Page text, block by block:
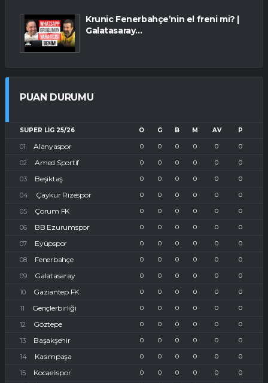
Krunic Fenerbahçe’nin el freni mi? |
Galatasaray...
PUAN DURUMU
SUPER LIG 25/26 O G B M AV P
Alanyaspor 0 0 0 0 0 0
Amed Sportif 0 0 0 0 0 0
Beşiktaş 0 0 0 0 0 0
Çaykur Rizespor 0 0 0 0 0 0
Çorum FK 0 0 0 0 0 0
BB Ezurumspor 0 0 0 0 0 0
Eyüpspor 0 0 0 0 0 0
Fenerbahçe 0 0 0 0 0 0
Galatasaray 0 0 0 0 0 0
Gaziantep FK 0 0 0 0 0 0
Gençlerbirliği 0 0 0 0 0 0
Göztepe 0 0 0 0 0 0
Başakşehir 0 0 0 0 0 0
Kasımpaşa 0 0 0 0 0 0
Kocaelispor 0 0 0 0 0 0